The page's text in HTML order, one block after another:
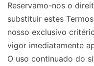
Reservamo-nos o
substituir estes
nosso exclusivo
vigor imediatamente
O uso continuado do